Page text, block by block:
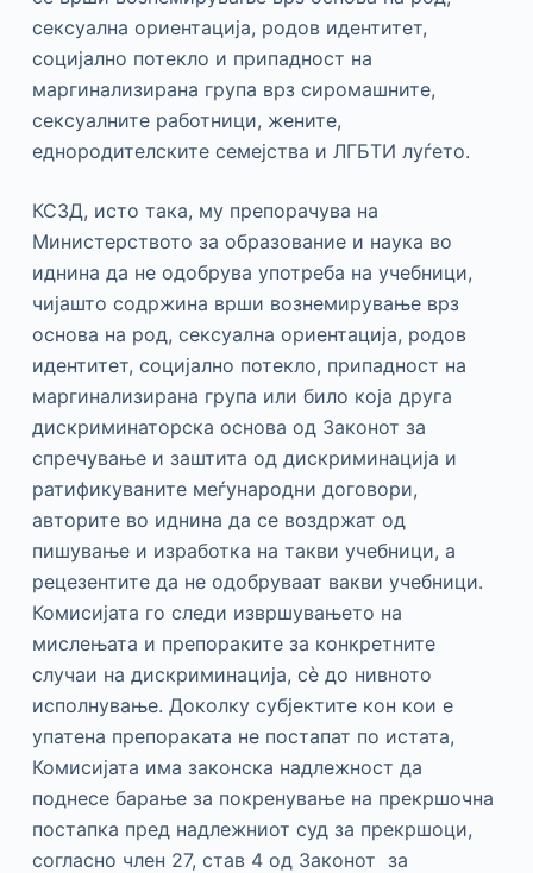
сексуална ориентација, родов идентитет,
социјално потекло и припадност на
маргинализирана група врз сиромашните,
сексуалните работници, жените,
еднородителските семејства и ЛГБТИ луѓето.
КСЗД, исто така, му препорачува на
Министерството за образование и наука во
иднина да не одобрува употреба на учебници,
чијашто содржина врши вознемирување врз
основа на род, сексуална ориентација, родов
идентитет, социјално потекло, припадност на
маргинализирана група или било која друга
дискриминаторска основа од Законот за
спречување и заштита од дискриминација и
ратификуваните меѓународни договори,
авторите во иднина да се воздржат од
пишување и изработка на такви учебници, а
рецезентите да не одобруваат вакви учебници.
Комисијата го следи извршувањето на
мислењата и препораките за конкретните
случаи на дискриминација, сè до нивното
исполнување. Доколку субјектите кон кои е
упатена препораката не постапат по истата,
Комисијата има законска надлежност да
поднесе барање за покренување на прекршочна
постапка пред надлежниот суд за прекршоци,
согласно член 27, став 4 од Законот за